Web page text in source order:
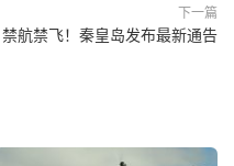
下一篇
禁航禁飞！秦皇岛发布最新通告